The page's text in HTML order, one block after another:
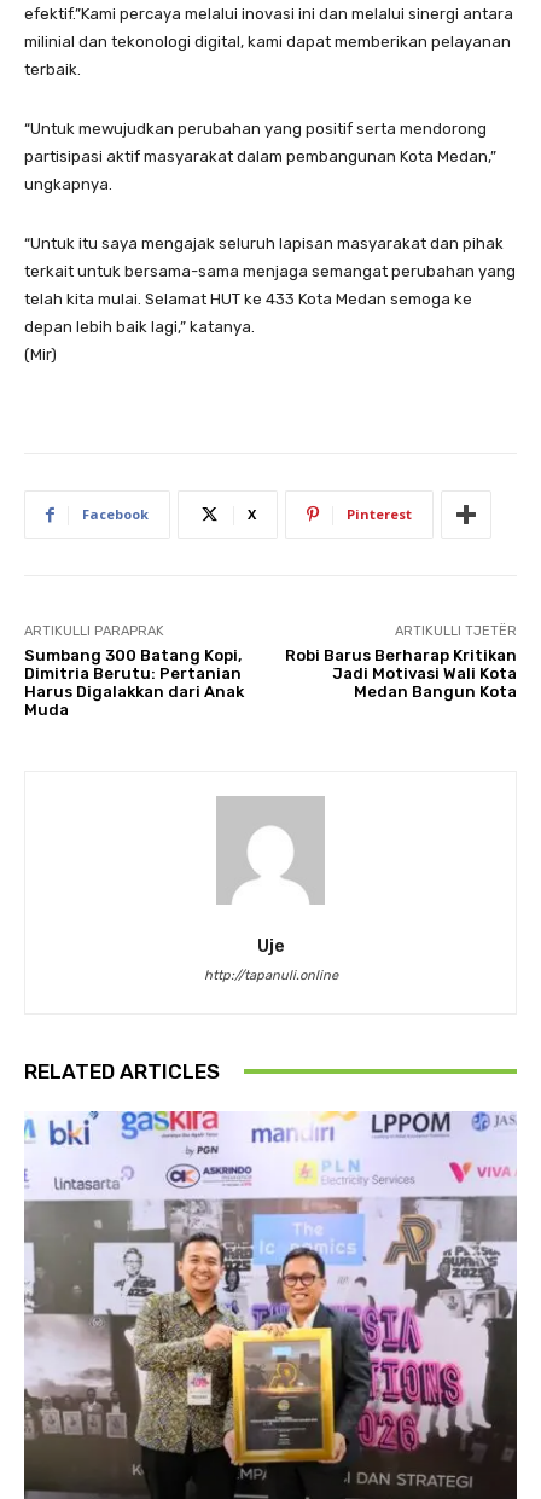
efektif.”Kami percaya melalui inovasi ini dan melalui sinergi antara
milinial dan tekonologi digital, kami dapat memberikan pelayanan
terbaik.
“Untuk mewujudkan perubahan yang positif serta mendorong
partisipasi aktif masyarakat dalam pembangunan Kota Medan,”
ungkapnya.
“Untuk itu saya mengajak seluruh lapisan masyarakat dan pihak
terkait untuk bersama-sama menjaga semangat perubahan yang
telah kita mulai. Selamat HUT ke 433 Kota Medan semoga ke
depan lebih baik lagi,” katanya.
(Mir)
Facebook X Pinterest
ARTIKULLI PARAPRAK
Sumbang 300 Batang Kopi,
Dimitria Berutu: Pertanian
Harus Digalakkan dari Anak
Muda
ARTIKULLI TJETËR
Robi Barus Berharap Kritikan
Jadi Motivasi Wali Kota
Medan Bangun Kota
Uje
http://tapanuli.online
RELATED ARTICLES